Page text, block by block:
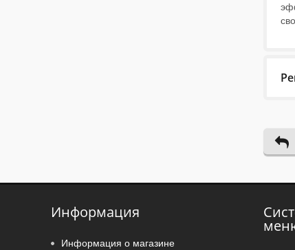
Информация
Информация о магазине